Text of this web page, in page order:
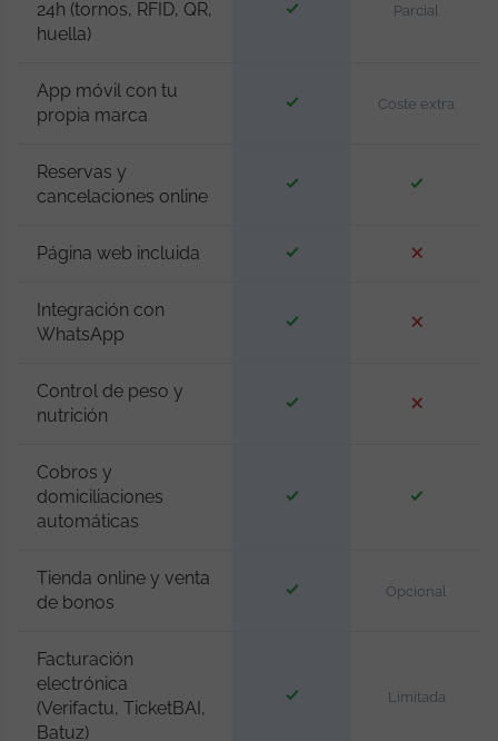
24h (tornos, RFID, QR,
huella)
Parcial
App móvil con tu
propia marca
Coste extra
Reservas y
cancelaciones online
Página web incluida
Integración con
WhatsApp
Control de peso y
nutrición
Cobros y
domiciliaciones
automáticas
Tienda online y venta
de bonos
Opcional
Facturación
electrónica
(Verifactu, TicketBAI,
Batuz)
Limitada